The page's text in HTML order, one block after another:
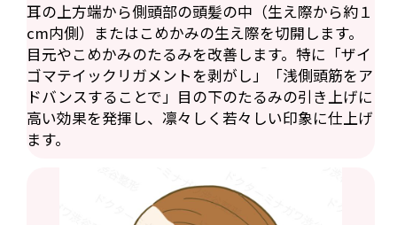
耳の上方端から側頭部の頭髪の中（生え際から約１
cm内側）またはこめかみの生え際を切開します。
目元やこめかみのたるみを改善します。特に「ザイ
ゴマテイックリガメントを剥がし」「浅側頭筋をア
ドバンスすることで」目の下のたるみの引き上げに
高い効果を発揮し、凛々しく若々しい印象に仕上げ
ます。